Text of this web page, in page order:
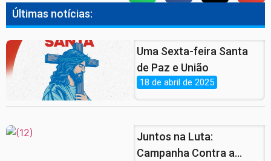
Últimas notícias:
Uma Sexta-feira Santa
de Paz e União
18 de abril de 2025
Juntos na Luta:
Campanha Contra a